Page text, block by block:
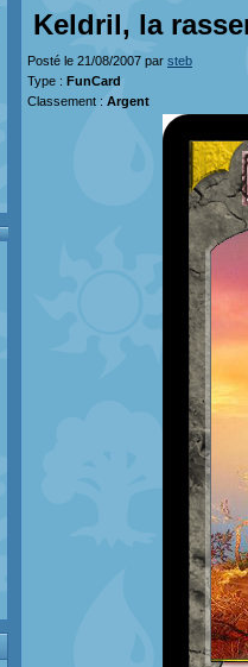
Keldril, la
Posté le 21/08/2007 par steb
Type : FunCard
Classement : Argent